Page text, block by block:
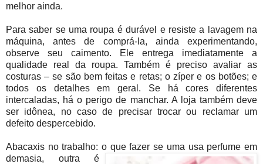
melhor ainda.
Para saber se uma roupa é durável e resiste a lavagem na
máquina, antes de comprá-la, ainda experimentando,
observe seu caimento. Ele entrega imediatamente a
qualidade real da roupa. Também é preciso avaliar as
costuras – se são bem feitas e retas; o zíper e os botões; e
todos os detalhes em geral. Se há cores diferentes
intercaladas, há o perigo de manchar. A loja também deve
ser idônea, no caso de precisar trocar ou reclamar um
defeito despercebido.
Abacaxis no trabalho: o que fazer se uma usa perfume em
demasia, outra é